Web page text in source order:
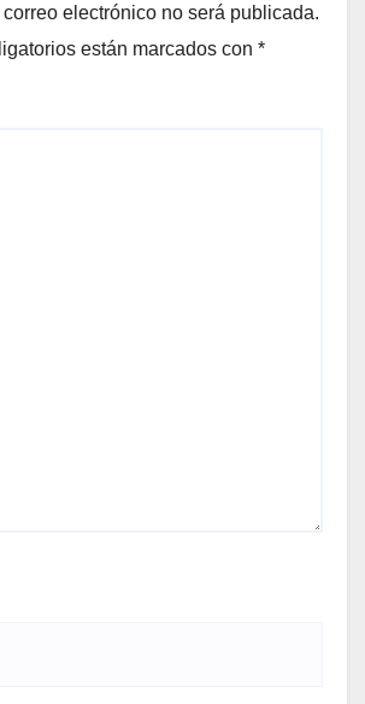
electrónico no será publicada.
están marcados con *